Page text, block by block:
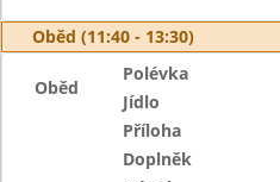
Oběd (11:40 - 13:30)
Oběd
Polévka
Jídlo
Příloha
Doplněk